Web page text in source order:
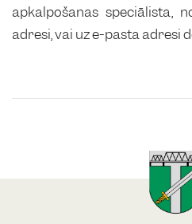
apkalpošanas speciālista,
adresi, vai uz e-pasta adresi